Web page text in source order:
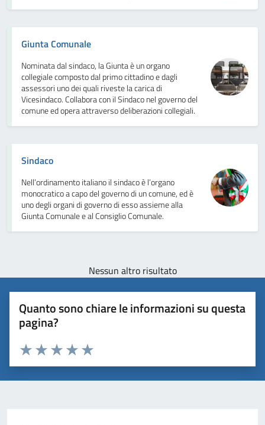
Giunta Comunale
Nominata dal sindaco, la Giunta è un organo
collegiale composto dal primo cittadino e dagli
assessori uno dei quali riveste la carica di
Vicesindaco. Collabora con il Sindaco nel governo del
comune ed opera attraverso deliberazioni collegiali.
Sindaco
Nell’ordinamento italiano il sindaco è l’organo
monocratico a capo del governo di un comune, ed è
uno degli organi di governo di esso assieme alla
Giunta Comunale e al Consiglio Comunale.
Nessun altro risultato
Quanto sono chiare le informazioni su questa
pagina?
Valuta 5 stelle su 5
Valuta 4 stelle su 5
Valuta 3 stelle su 5
Valuta 2 stelle su 5
Valuta 1 stelle su 5